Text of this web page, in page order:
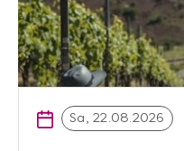
Sa, 22.08.2026